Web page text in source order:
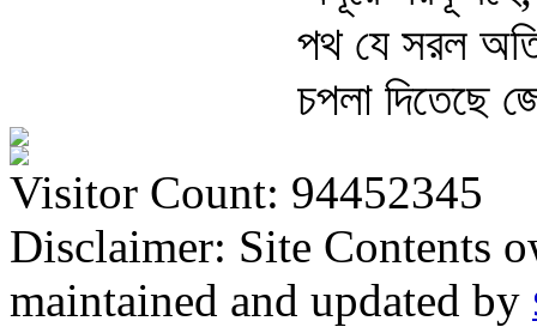
পথ যে সরল
চপলা দিতেছে
Visitor Count: 94452345
Disclaimer: Site Contents
maintained and updated by